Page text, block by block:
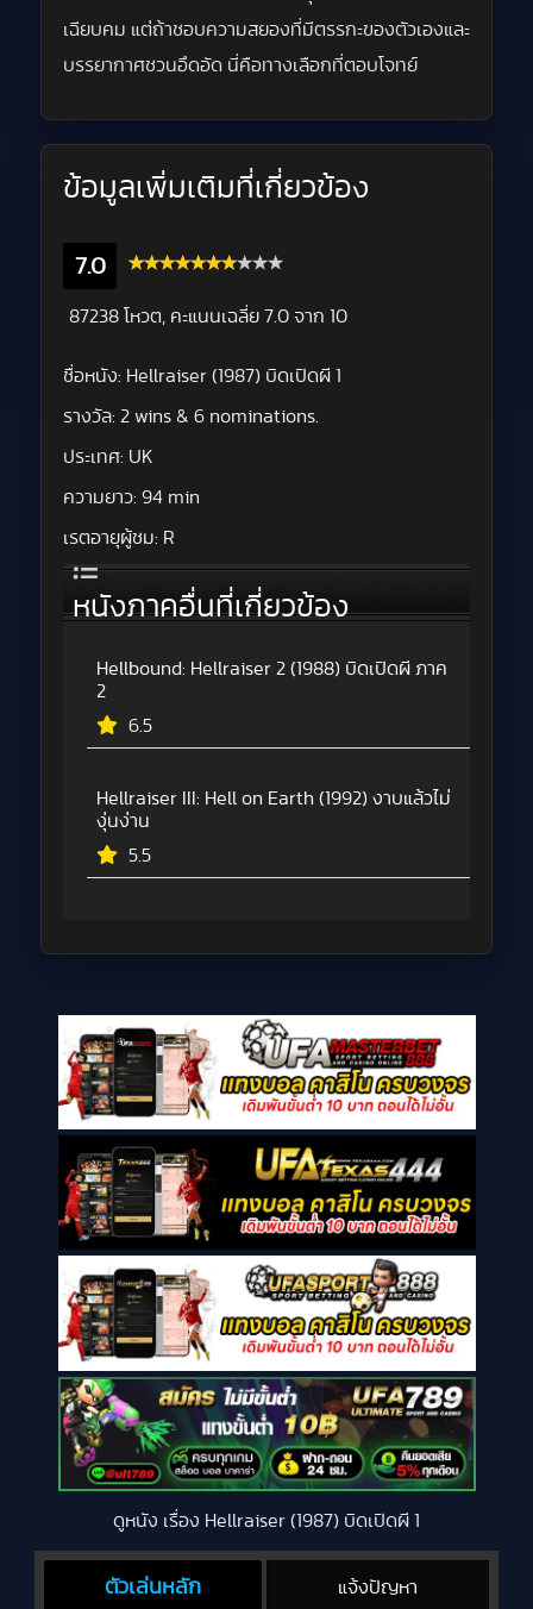
เฉียบคม แต่ถ้าชอบความสยองที่มีตรรกะของตัวเองและ
บรรยากาศชวนอึดอัด นี่คือทางเลือกที่ตอบโจทย์
ข้อมูลเพิ่มเติมที่เกี่ยวข้อง
7.0
87238 โหวต, คะแนนเฉลี่ย 7.0 จาก 10
ชื่อหนัง: Hellraiser (1987) บิดเปิดผี 1
รางวัล: 2 wins & 6 nominations.
ประเทศ: UK
ความยาว: 94 min
เรตอายุผู้ชม: R
หนังภาคอื่นที่เกี่ยวข้อง
Hellbound: Hellraiser 2 (1988) บิดเปิดผี ภาค
2
6.5
Hellraiser III: Hell on Earth (1992) งาบแล้วไม่
งุ่นง่าน
5.5
ดูหนัง เรื่อง Hellraiser (1987) บิดเปิดผี 1
ตัวเล่นหลัก แจ้งปัญหา